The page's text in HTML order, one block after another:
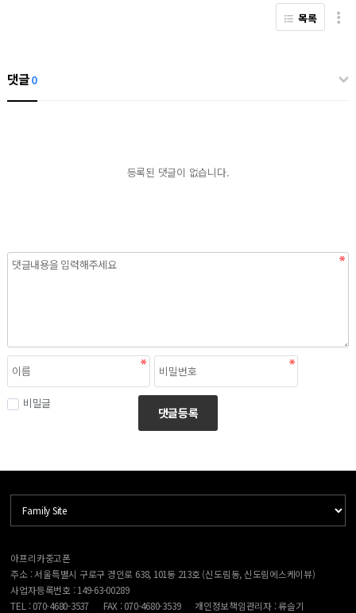
목록
댓글0
등록된 댓글이 없습니다.
비밀글
댓글등록
아프리카중고폰
주소 : 서울특별시 구로구 경인로 638, 101동 213호 (신도림동, 신도림에스케이뷰)
사업자등록번호 : 149-63-00289
TEL : 070-4680-3537
FAX : 070-4680-3539 개인정보책임관리자 : 류슬기